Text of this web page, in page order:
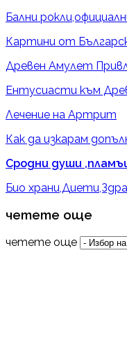
Бални
Картини от
Древен Амулет
Ентусиасти към
Лечение на Артрит
Как да изкарам
Сродни души
Био
четете още
четете още